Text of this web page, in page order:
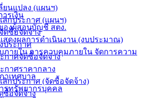
ยนแปลง (แผนฯ)
ลิกประกาศ (แผนฯ)
ดซื้อจัดจ้าง
ประกาศ
กาศจัดซื้อจัดจ้าง
กาศราคากลาง
ลิกประกาศ (จัดซื้อจัดจ้าง)
ซื้อจัดจ้าง
ารเงิน
องผู้สอบบัญชี สตง.
สดงผลการดำเนินงาน (งบประมาณ)
ภายใน การควบคุมภายใน จัดการความ
าเทศบาล
รทรัพยากรบุคคล